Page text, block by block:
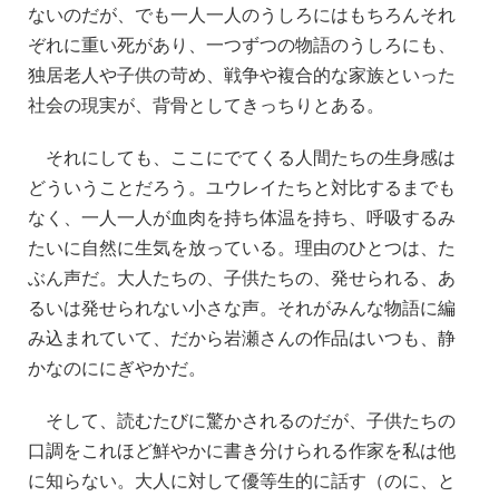
ないのだが、でも一人一人のうしろにはもちろんそれ
ぞれに重い死があり、一つずつの物語のうしろにも、
独居老人や子供の苛め、戦争や複合的な家族といった
社会の現実が、背骨としてきっちりとある。
それにしても、ここにでてくる人間たちの生身感は
どういうことだろう。ユウレイたちと対比するまでも
なく、一人一人が血肉を持ち体温を持ち、呼吸するみ
たいに自然に生気を放っている。理由のひとつは、た
ぶん声だ。大人たちの、子供たちの、発せられる、あ
るいは発せられない小さな声。それがみんな物語に編
み込まれていて、だから岩瀬さんの作品はいつも、静
かなのににぎやかだ。
そして、読むたびに驚かされるのだが、子供たちの
口調をこれほど鮮やかに書き分けられる作家を私は他
に知らない。大人に対して優等生的に話す（のに、と